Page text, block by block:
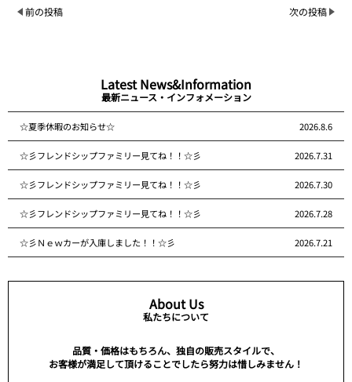
前の投稿 次の投稿
Latest News&Information
最新ニュース・インフォメーション
☆夏季休暇のお知らせ☆ 2026.8.6
☆彡フレンドシップファミリー見てね！！☆彡 2026.7.31
☆彡フレンドシップファミリー見てね！！☆彡 2026.7.30
☆彡フレンドシップファミリー見てね！！☆彡 2026.7.28
☆彡Ｎｅｗカーが入庫しました！！☆彡 2026.7.21
About Us
私たちについて
品質・価格はもちろん、独自の販売スタイルで、
お客様が満足して頂けることでしたら努力は惜しみません！